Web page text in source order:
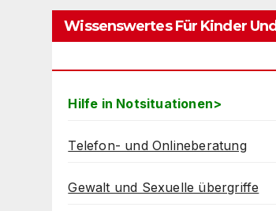
Wissenswertes Für Kinder Und
Hilfe in Notsituationen>
Telefon- und Onlineberatung
Gewalt und Sexuelle übergriffe